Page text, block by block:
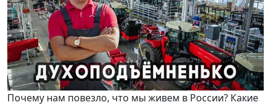
Почему нам повезло, что мы живем в России? Какие